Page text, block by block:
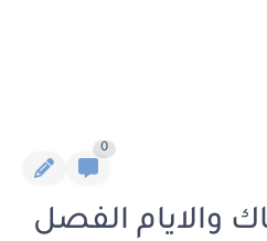
0
والايام الفصل